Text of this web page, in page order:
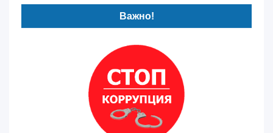
Важно!